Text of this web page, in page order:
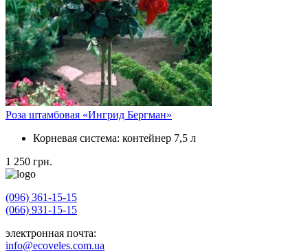
Роза штамбовая «Ингрид Бергман»
Корневая система: контейнер 7,5 л
1 250 грн.
(096) 361-15-15
(066) 931-15-15
электронная почта:
info@ecoveles.com.ua